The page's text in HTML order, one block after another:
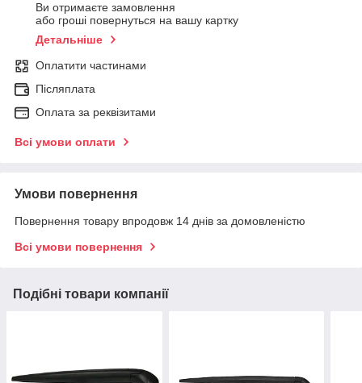
Ви отримаєте замовлення
або гроші повернуться на вашу картку
Детальніше
Оплатити частинами
Післяплата
Оплата за реквізитами
Всі умови оплати
Умови повернення
Повернення товару впродовж 14 днів за домовленістю
Всі умови повернення
Подібні товари компанії